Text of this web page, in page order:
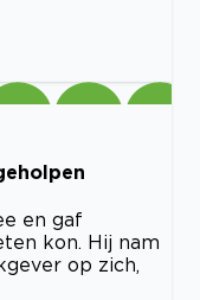
en gaf
kon. Hij nam
op zich,